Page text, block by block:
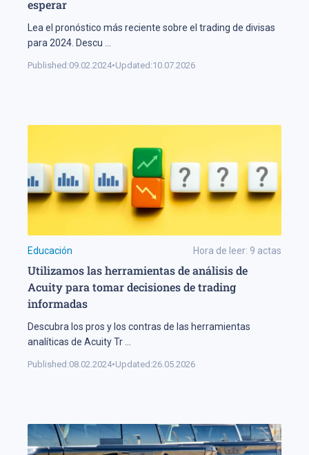
esperar
Lea el pronóstico más reciente sobre el trading de divisas
para 2024. Descu
Published:09.02.2024•Updated:10.07.2026
Educación Hora de leer: 9 actas
Utilizamos las herramientas de análisis de
Acuity para tomar decisiones de trading
informadas
Descubra los pros y los contras de las herramientas
analíticas de Acuity Tr
Published:08.02.2024•Updated:26.05.2026